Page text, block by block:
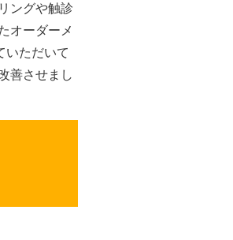
ングや触診
オーダーメ
いただいて
善させまし